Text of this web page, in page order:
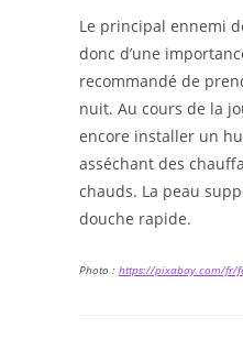
Le principal ennemi
donc d’une
recommandé de
nuit. Au cours de la
encore installer un
asséchant des
chauds. La peau
douche rapide.
Photo : https://pixabay.com/fr/